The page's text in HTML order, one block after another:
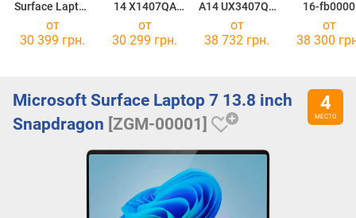
Surface Laptop
7 13 inch
Snapdragon
14 X1407QA
[X1407QA-LY034W]
A14 UX3407QA
[UX3407QA-QD289W]
16-fb0000
[16-
от
30 399 грн.
от
30 299 грн.
от
38 732 грн.
от
38 300
Microsoft Surface Laptop 7 13.8 inch
Snapdragon [ZGM-00001]